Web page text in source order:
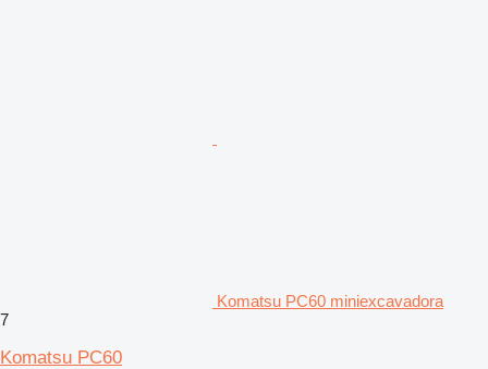
Komatsu PC60 miniexcavadora
7
Komatsu PC60